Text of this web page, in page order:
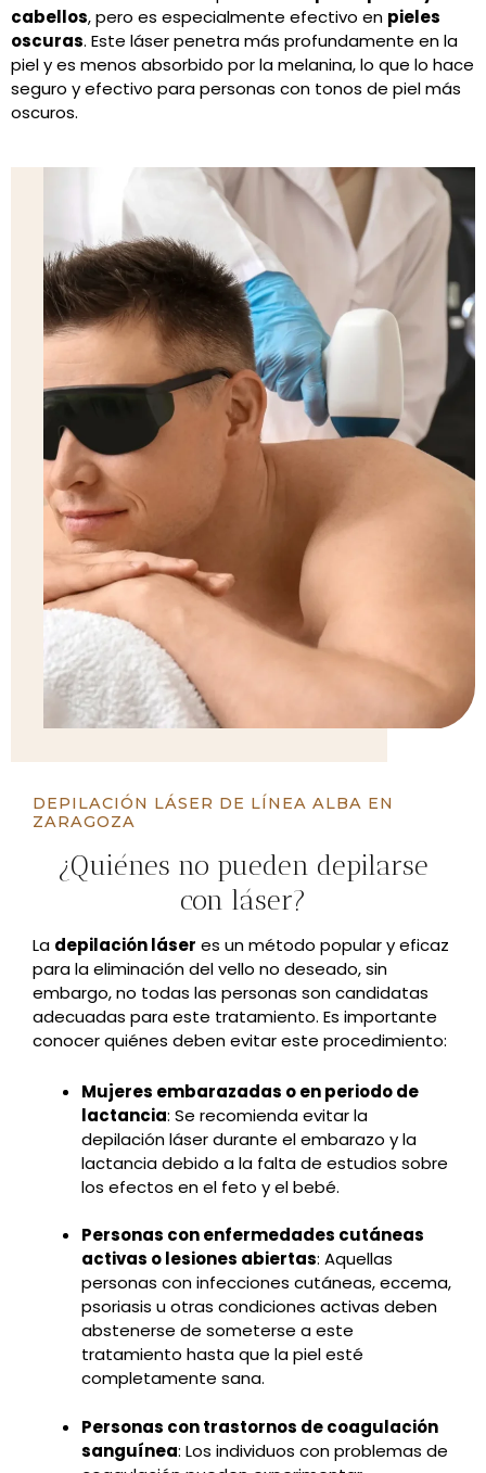
cabellos, pero es especialmente efectivo en pieles
oscuras. Este láser penetra más profundamente en la
piel y es menos absorbido por la melanina, lo que lo hace
seguro y efectivo para personas con tonos de piel más
oscuros.
DEPILACIÓN LÁSER DE LÍNEA ALBA EN
ZARAGOZA
¿Quiénes no pueden depilarse
con láser?
La depilación láser es un método popular y eficaz
para la eliminación del vello no deseado, sin
embargo, no todas las personas son candidatas
adecuadas para este tratamiento. Es importante
conocer quiénes deben evitar este procedimiento:
Mujeres embarazadas o en periodo de
lactancia: Se recomienda evitar la
depilación láser durante el embarazo y la
lactancia debido a la falta de estudios sobre
los efectos en el feto y el bebé.
Personas con enfermedades cutáneas
activas o lesiones abiertas: Aquellas
personas con infecciones cutáneas, eccema,
psoriasis u otras condiciones activas deben
abstenerse de someterse a este
tratamiento hasta que la piel esté
completamente sana.
Personas con trastornos de coagulación
sanguínea: Los individuos con problemas de